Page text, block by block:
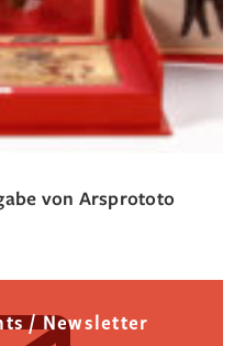
von Arsprototo
/ Newsletter